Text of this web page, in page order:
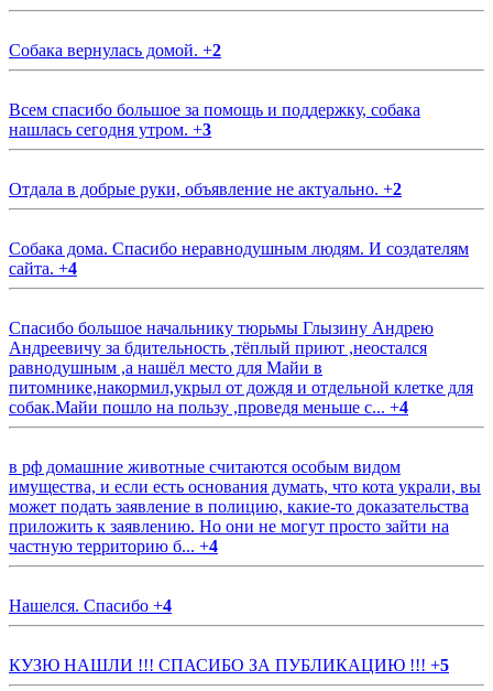
Собака вернулась домой. +2
Всем спасибо большое за помощь и поддержку, собака
нашлась сегодня утром. +3
Отдала в добрые руки, объявление не актуально. +2
Собака дома. Спасибо неравнодушным людям. И создателям
сайта. +4
Спасибо большое начальнику тюрьмы Глызину Андрею
Андреевичу за бдительность ,тёплый приют ,неостался
равнодушным ,а нашёл место для Майи в
питомнике,накормил,укрыл от дождя и отдельной клетке для
собак.Майи пошло на пользу ,проведя меньше с... +4
в рф домашние животные считаются особым видом
имущества, и если есть основания думать, что кота украли, вы
может подать заявление в полицию, какие-то доказательства
приложить к заявлению. Но они не могут просто зайти на
частную территорию б... +4
Нашелся. Спасибо +4
КУЗЮ НАШЛИ !!! СПАСИБО ЗА ПУБЛИКАЦИЮ !!! +5